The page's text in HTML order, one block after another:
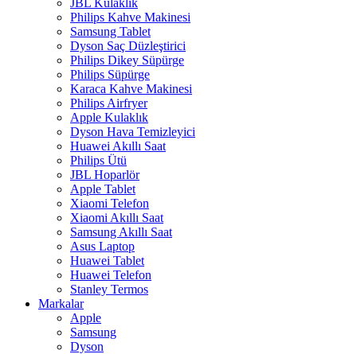
Philips Kahve Makinesi
Samsung Tablet
Dyson Saç Düzleştirici
Philips Dikey Süpürge
Philips Süpürge
Karaca Kahve Makinesi
Philips Airfryer
Apple Kulaklık
Dyson Hava Temizleyici
Huawei Akıllı Saat
Philips Ütü
JBL Hoparlör
Apple Tablet
Xiaomi Telefon
Xiaomi Akıllı Saat
Samsung Akıllı Saat
Asus Laptop
Huawei Tablet
Huawei Telefon
Stanley Termos
Markalar
Apple
Samsung
Dyson